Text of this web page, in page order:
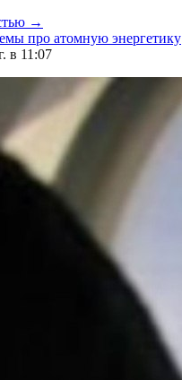
→
про атомную энергетику
в 11:07